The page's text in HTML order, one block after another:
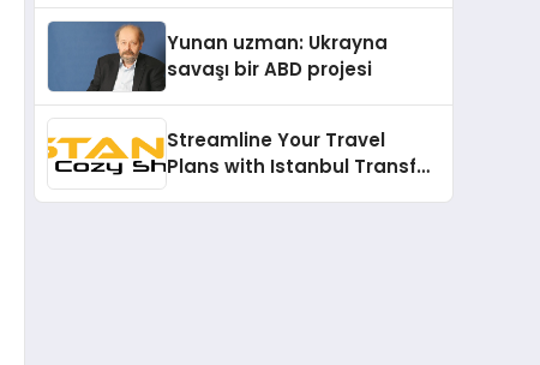
Yunan uzman: Ukrayna
savaşı bir ABD projesi
Streamline Your Travel
Plans with Istanbul Transfer